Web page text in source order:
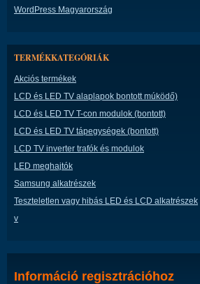
WordPress Magyarország
TERMÉKKATEGÓRIÁK
Akciós termékek
LCD és LED TV alaplapok bontott múködő)
LCD és LED TV T-con modulok (bontott)
LCD és LED TV tápegységek (bontott)
LCD TV inverter trafók és modulok
LED meghajtók
Samsung alkatrészek
Teszteletlen vagy hibás LED és LCD alkatrészek
v
Információ regisztrációhoz